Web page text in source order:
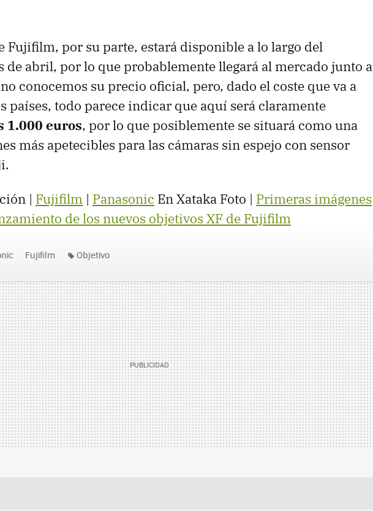
Fujifilm, por su parte, estará disponible a lo largo del
de abril, por lo que probablemente llegará al mercado junto a
conocemos su precio oficial, pero, dado el coste que va a
países, todo parece indicar que aquí será claramente
1.000 euros, por lo que posiblemente se situará como una
más apetecibles para las cámaras sin espejo con sensor
| Fujifilm | Panasonic En Xataka Foto | Primeras imágenes
de los nuevos objetivos XF de Fujifilm
Fujifilm Objetivo